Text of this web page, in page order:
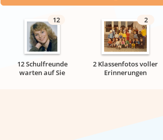
12
12 Schulfreunde
warten auf Sie
2
2 Klassenfotos voller
Erinnerungen